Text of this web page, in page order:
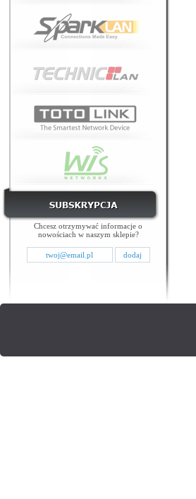
Chcesz otrzymywać informacje o
nowościach w naszym sklepie?